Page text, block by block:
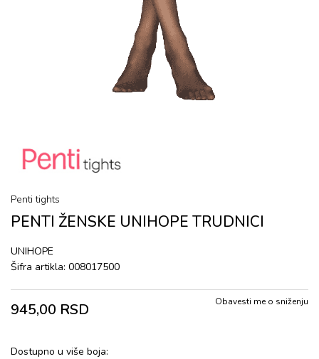
Penti tights
PENTI ŽENSKE UNIHOPE TRUDNICI
UNIHOPE
Šifra artikla: 008017500
945,00 RSD Obavesti me o sniženju
Dostupno u više boja: